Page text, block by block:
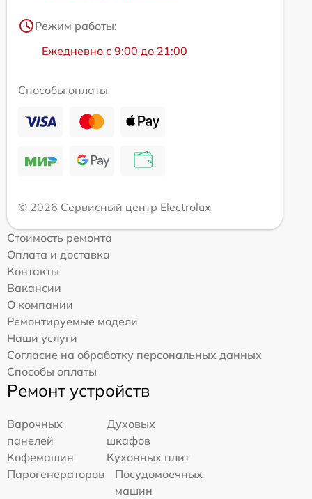
Режим работы:
Ежедневно с 9:00 до 21:00
Способы оплаты
© 2026 Сервисный центр Electrolux
Стоимость ремонта
Оплата и доставка
Контакты
Вакансии
О компании
Ремонтируемые модели
Наши услуги
Согласие на обработку персональных данных
Способы оплаты
Ремонт устройств
Варочных
панелей
Духовых
шкафов
Кофемашин
Кухонных плит
Парогенераторов
Посудомоечных
машин